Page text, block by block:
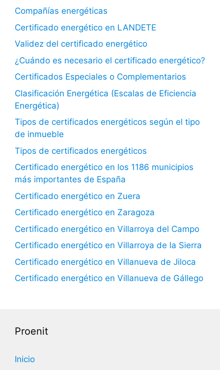
Compañías energéticas
Certificado energético en LANDETE
Validez del certificado energético
¿Cuándo es necesario el certificado energético?
Certificados Especiales o Complementarios
Clasificación Energética (Escalas de Eficiencia
Energética)
Tipos de certificados energéticos según el tipo
de inmueble
Tipos de certificados energéticos
Certificado energético en los 1186 municipios
más importantes de España
Certificado energético en Zuera
Certificado energético en Zaragoza
Certificado energético en Villarroya del Campo
Certificado energético en Villarroya de la Sierra
Certificado energético en Villanueva de Jiloca
Certificado energético en Villanueva de Gállego
Proenit
Inicio